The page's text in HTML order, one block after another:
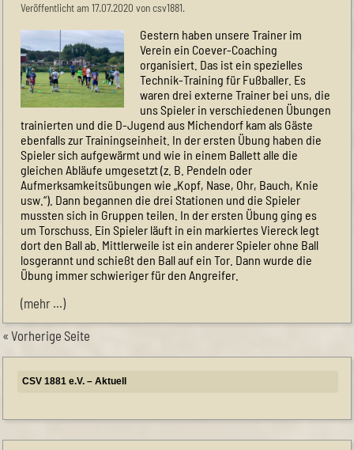
Veröffentlicht am 17.07.2020 von csv1881.
Gestern haben unsere Trainer im
Verein ein Coever-Coaching
organisiert. Das ist ein spezielles
Technik-Training für Fußballer. Es
waren drei externe Trainer bei uns, die
uns Spieler in verschiedenen Übungen
trainierten und die D-Jugend aus Michendorf kam als Gäste
ebenfalls zur Trainingseinheit. In der ersten Übung haben die
Spieler sich aufgewärmt und wie in einem Ballett alle die
gleichen Abläufe umgesetzt (z. B. Pendeln oder
Aufmerksamkeitsübungen wie „Kopf, Nase, Ohr, Bauch, Knie
usw.“). Dann begannen die drei Stationen und die Spieler
mussten sich in Gruppen teilen. In der ersten Übung ging es
um Torschuss. Ein Spieler läuft in ein markiertes Viereck legt
dort den Ball ab. Mittlerweile ist ein anderer Spieler ohne Ball
losgerannt und schießt den Ball auf ein Tor. Dann wurde die
Übung immer schwieriger für den Angreifer.
(mehr …)
« Vorherige Seite
CSV 1881 e.V. – Aktuell